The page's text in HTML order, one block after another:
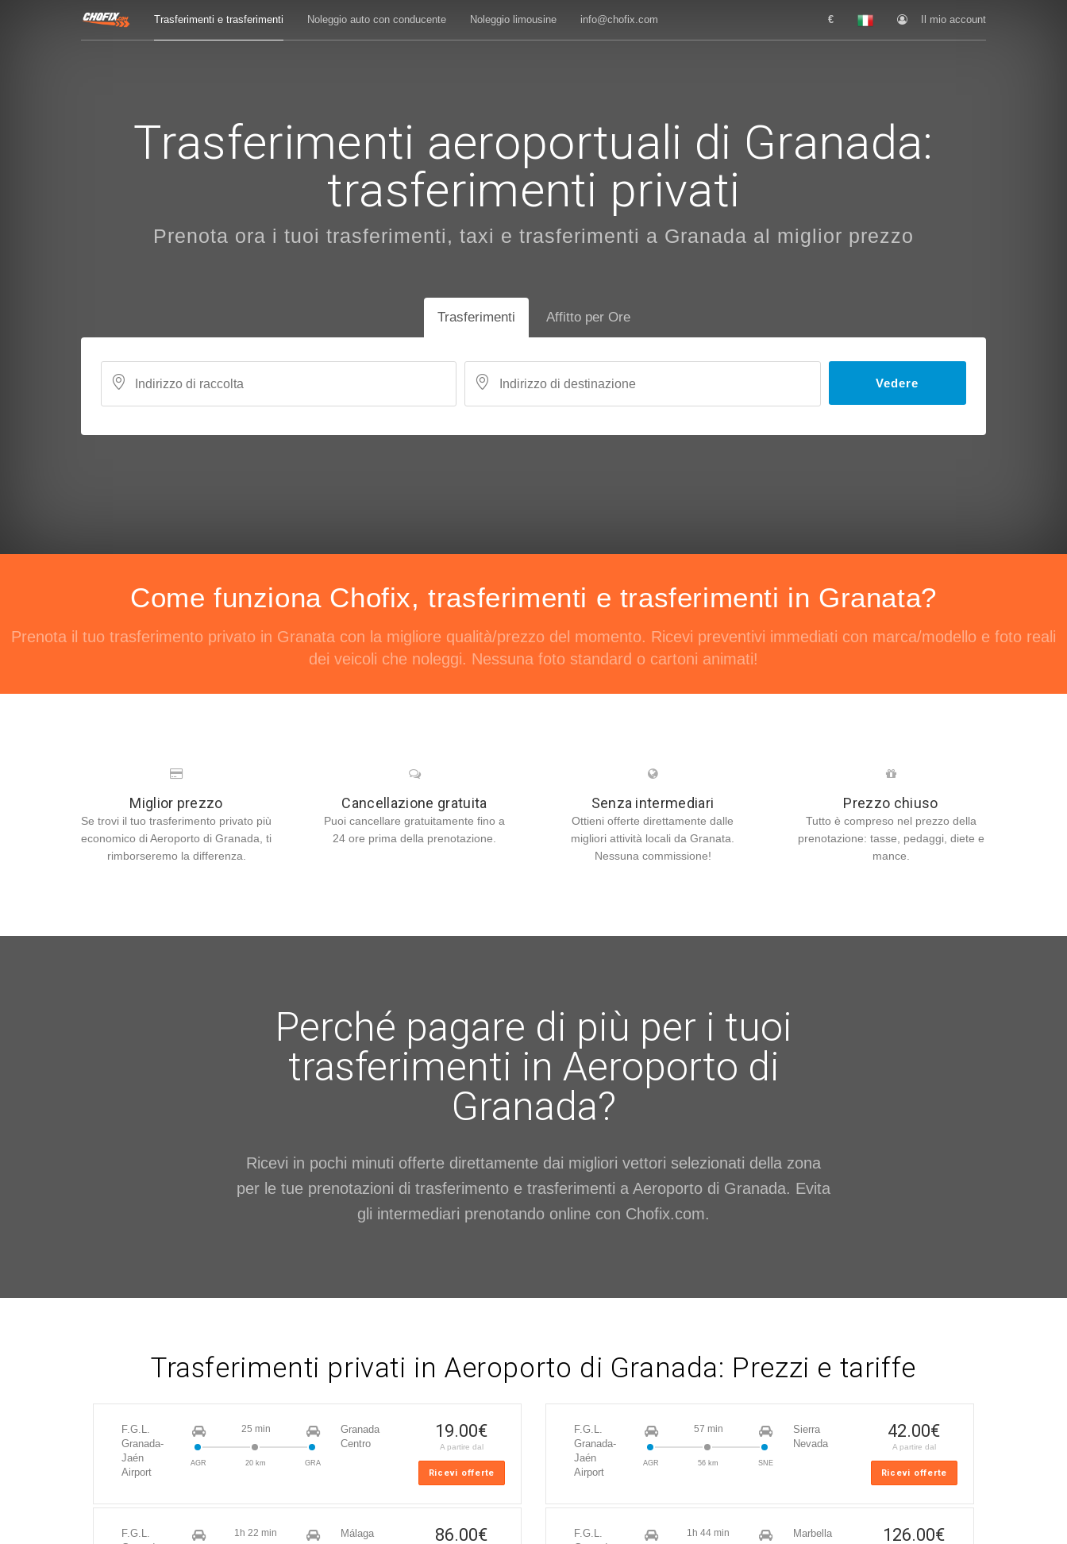
Trasferimenti e trasferimenti Noleggio auto con conducente Noleggio limousine info@chofix.com € Il mio account
Trasferimenti aeroportuali di Granada:
trasferimenti privati
Prenota ora i tuoi trasferimenti, taxi e trasferimenti a Granada al miglior prezzo
Trasferimenti Affitto per Ore
Vedere
Come funziona Chofix, trasferimenti e trasferimenti in Granata?
Prenota il tuo trasferimento privato in Granata con la migliore qualità/prezzo del momento. Ricevi preventivi immediati con marca/modello e foto reali
dei veicoli che noleggi. Nessuna foto standard o cartoni animati!
Miglior prezzo
Se trovi il tuo trasferimento privato più
economico di Aeroporto di Granada, ti
rimborseremo la differenza.
Cancellazione gratuita
Puoi cancellare gratuitamente fino a
24 ore prima della prenotazione.
Senza intermediari
Ottieni offerte direttamente dalle
migliori attività locali da Granata.
Nessuna commissione!
Prezzo chiuso
Tutto è compreso nel prezzo della
prenotazione: tasse, pedaggi, diete e
mance.
Perché pagare di più per i tuoi
trasferimenti in Aeroporto di
Granada?
Ricevi in pochi minuti offerte direttamente dai migliori vettori selezionati della zona
per le tue prenotazioni di trasferimento e trasferimenti a Aeroporto di Granada. Evita
gli intermediari prenotando online con Chofix.com.
Trasferimenti privati in Aeroporto di Granada: Prezzi e tariffe
F.G.L.
Granada-
Jaén
Airport
25 min
AGR 20 km GRA
Granada
Centro
19.00€
A partire dal
Ricevi offerte
F.G.L.
Granada-
Jaén
Airport
57 min
AGR 56 km SNE
Sierra
Nevada
42.00€
A partire dal
Ricevi offerte
F.G.L.
1h 22 min Málaga 86.00€
F.G.L.
1h 44 min Marbella 126.00€